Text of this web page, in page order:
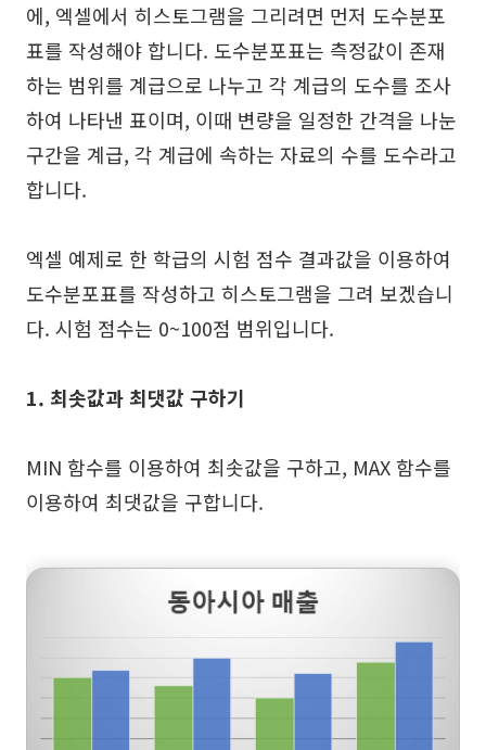
AI 피시본 다이어그램
계획 & 처리
AI 비즈니스 모델 캔버스
AI SWOT 분석
AI 가치 사슬 분석
AI 사용자 페르소나
AI SMART 목표
AI 화이트보드
AI 프레젠테이션
탐구 학습
블로그
에, 엑셀에서 히스토그램을 그리려면 먼저 도수분포
표를 작성해야 합니다. 도수분포표는 측정값이 존재
하는 범위를 계급으로 나누고 각 계급의 도수를 조사
하여 나타낸 표이며, 이때 변량을 일정한 간격을 나눈
구간을 계급, 각 계급에 속하는 자료의 수를 도수라고
합니다.
엑셀 예제로 한 학급의 시험 점수 결과값을 이용하여
도수분포표를 작성하고 히스토그램을 그려 보겠습니
다. 시험 점수는 0~100점 범위입니다.
1. 최솟값과 최댓값 구하기
MIN 함수를 이용하여 최솟값을 구하고, MAX 함수를
이용하여 최댓값을 구합니다.